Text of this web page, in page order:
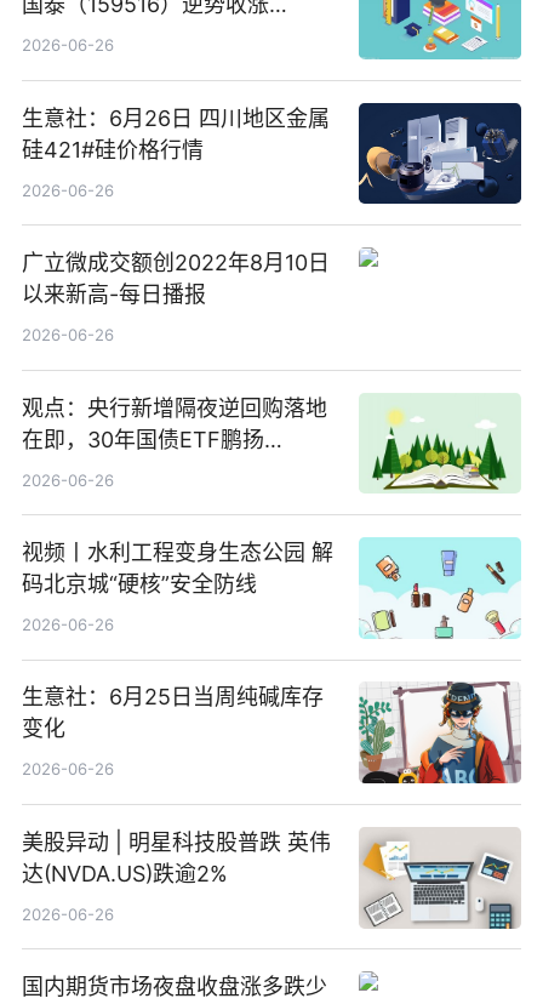
3.5%，近10日累计净流入超65
2026-06-26
生意社：6月26日 四川地区金属
硅421#硅价格行情
2026-06-26
广立微成交额创2022年8月10日
以来新高-每日播报
2026-06-26
观点：央行新增隔夜逆回购落地
在即，30年国债ETF鹏扬
(511090) 盘中小幅上涨
2026-06-26
视频丨水利工程变身生态公园 解
码北京城“硬核”安全防线
2026-06-26
生意社：6月25日当周纯碱库存
变化
2026-06-26
美股异动 | 明星科技股普跌 英伟
达(NVDA.US)跌逾2%
2026-06-26
国内期货市场夜盘收盘涨多跌少